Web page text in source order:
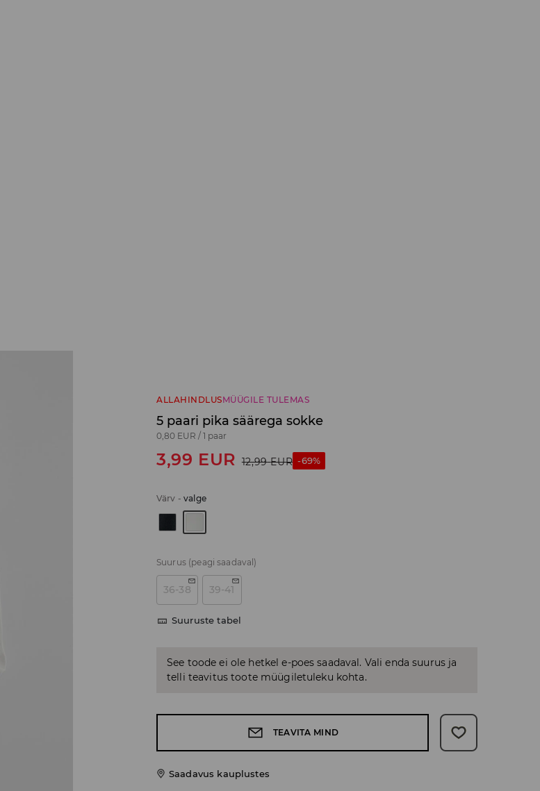
ALLAHINDLUSMÜÜGILE TULEMAS
5 paari pika säärega sokke
0,80 EUR / 1 paar
3,99 EUR 12,99 EUR -69%
Värv -valge
Suurus (peagi saadaval)
36-38 39-41
Suuruste tabel
See toode ei ole hetkel e-poes saadaval. Vali enda suurus ja
telli teavitus toote müügiletuleku kohta.
TEAVITA MIND
Saadavus kauplustes